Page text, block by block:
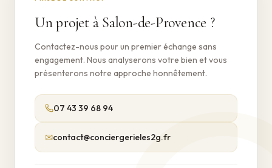
Un projet à Salon-de-Provence ?
Contactez-nous pour un premier échange sans
engagement. Nous analyserons votre bien et vous
présenterons notre approche honnêtement.
07 43 39 68 94
✉contact@conciergerieles2g.fr